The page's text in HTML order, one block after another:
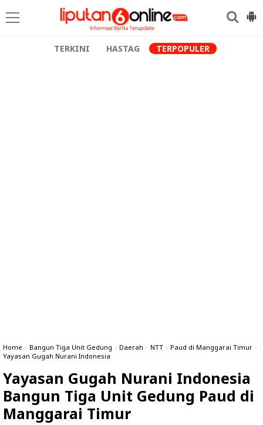
TERKINI HASTAG TERPOPULER
Home » Bangun Tiga Unit Gedung » Daerah » NTT » Paud di Manggarai Timur »
Yayasan Gugah Nurani Indonesia
Yayasan Gugah Nurani Indonesia
Bangun Tiga Unit Gedung Paud di
Manggarai Timur